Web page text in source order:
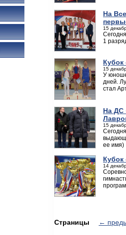
На
15
1
Кубок
15
У
дней.
стал
На ДС
15
ее имя)
Кубок
14
Страницы ←